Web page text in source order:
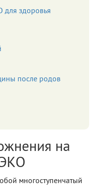
для здоровья
после родов
на
многоступенчатый